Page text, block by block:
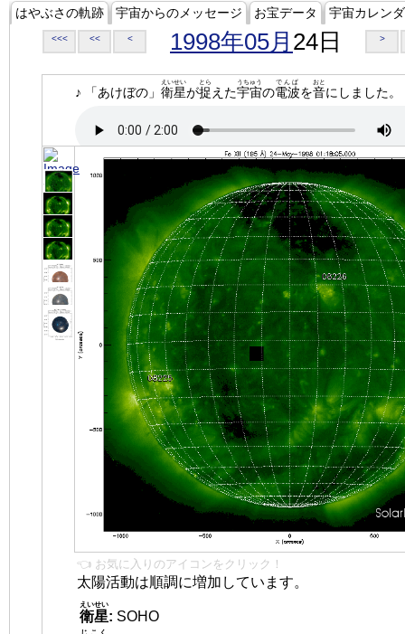
はやぶさの軌跡 宇宙からのメッセージ お宝データ 宇宙カレン
<<< << < 1998年05月 24日 >
♪ 「あけぼの」 衛星
えいせい
が捉
とら
えた宇宙
うちゅう
の電波
でんぱ
を音
おと
にしました。
👈 お気に入りのアイコンをクリック！
太陽活動は順調に増加しています。
衛星
えいせい
: SOHO